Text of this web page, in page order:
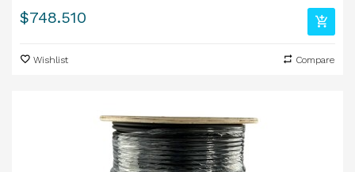
Precio
$748.510
Wishlist Compare